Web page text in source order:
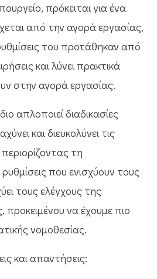
πρόκειται για ένα
από την αγορά εργασίας,
του προτάθηκαν από
και λύνει πρακτικά
στην αγορά εργασίας.
απλοποιεί διαδικασίες
και διευκολύνει τις
τη
που ενισχύουν τους
τους ελέγχους της
να έχουμε πιο
νομοθεσίας.
και απαντήσεις: